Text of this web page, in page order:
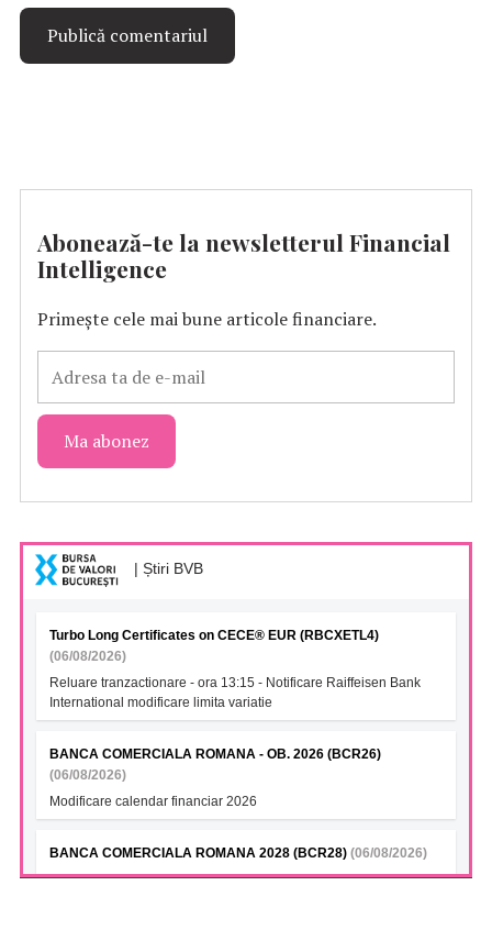
Abonează-te la newsletterul Financial
Intelligence
Primește cele mai bune articole financiare.
| Știri BVB
Turbo Long Certificates on CECE® EUR (RBCXETL4)
(06/08/2026)
Reluare tranzactionare - ora 13:15 - Notificare Raiffeisen Bank
International modificare limita variatie
BANCA COMERCIALA ROMANA - OB. 2026 (BCR26)
(06/08/2026)
Modificare calendar financiar 2026
BANCA COMERCIALA ROMANA 2028 (BCR28) (06/08/2026)
Modificare calendar financiar 2026